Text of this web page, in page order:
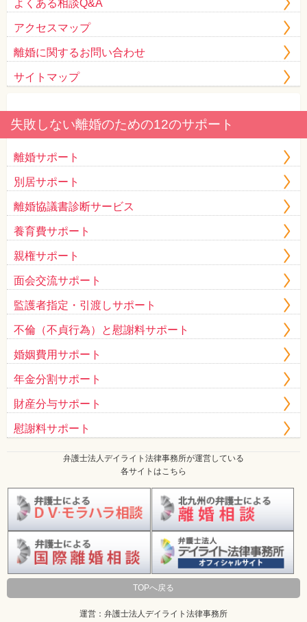
よくある相談Q&A
アクセスマップ
離婚に関するお問い合わせ
サイトマップ
失敗しない離婚のための12のサポート
離婚サポート
別居サポート
離婚協議書診断サービス
養育費サポート
親権サポート
面会交流サポート
監護者指定・引渡しサポート
不倫（不貞行為）と慰謝料サポート
婚姻費用サポート
年金分割サポート
財産分与サポート
慰謝料サポート
弁護士法人デイライト法律事務所が運営している
各サイトはこちら
TOPへ戻る
運営：弁護士法人デイライト法律事務所